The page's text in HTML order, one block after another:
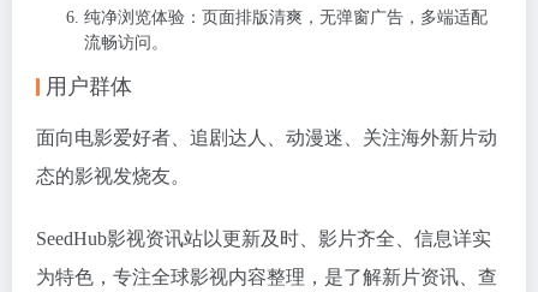
纯净浏览体验：页面排版清爽，无弹窗广告，多端适配
流畅访问。
用户群体
面向电影爱好者、追剧达人、动漫迷、关注海外新片动
态的影视发烧友。
SeedHub影视资讯站以更新及时、影片齐全、信息详实
为特色，专注全球影视内容整理，是了解新片资讯、查